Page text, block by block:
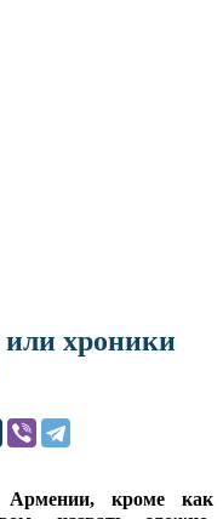
или хроники
Армении, кроме как